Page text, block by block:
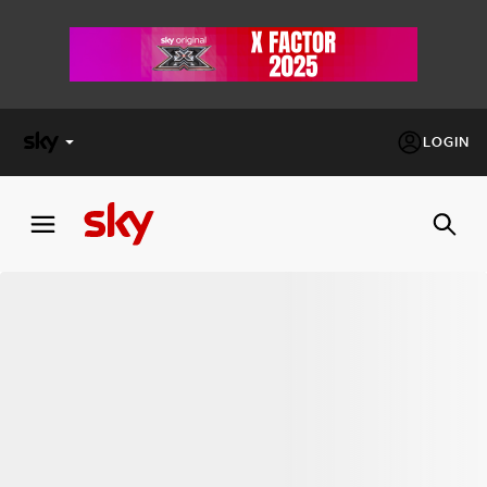
LOGIN
FACTOR